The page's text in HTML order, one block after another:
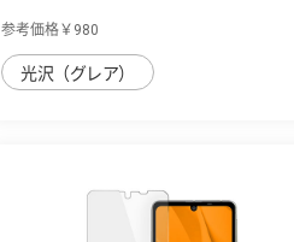
参考価格￥980
光沢（グレア）